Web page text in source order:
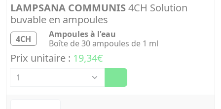
LAMPSANA COMMUNIS 4CH Solution
buvable en ampoules
4CH
Ampoules à l'eau
Boîte de 30 ampoules de 1 ml
Prix unitaire : 19,34€